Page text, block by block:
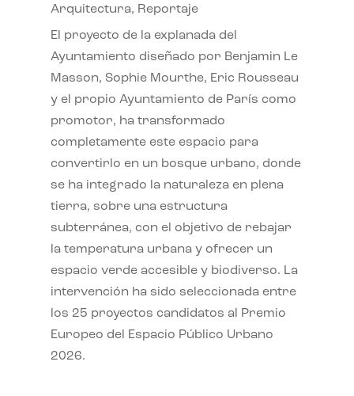
Arquitectura, Reportaje
El proyecto de la explanada del
Ayuntamiento diseñado por Benjamin Le
Masson, Sophie Mourthe, Eric Rousseau
y el propio Ayuntamiento de París como
promotor, ha transformado
completamente este espacio para
convertirlo en un bosque urbano, donde
se ha integrado la naturaleza en plena
tierra, sobre una estructura
subterránea, con el objetivo de rebajar
la temperatura urbana y ofrecer un
espacio verde accesible y biodiverso. La
intervención ha sido seleccionada entre
los 25 proyectos candidatos al Premio
Europeo del Espacio Público Urbano
2026.